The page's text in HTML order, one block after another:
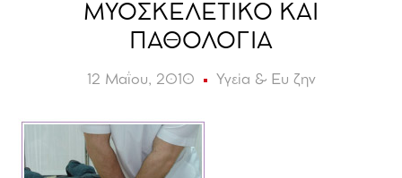
ΜΥΟΣΚΕΛΕΤΙΚΟ ΚΑΙ
ΠΑΘΟΛΟΓΙΑ
12 Μαΐου, 2010 Υγεία & Ευ ζην